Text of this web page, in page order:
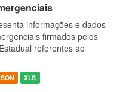
informações e dados
firmados pelos
referentes ao
XLS